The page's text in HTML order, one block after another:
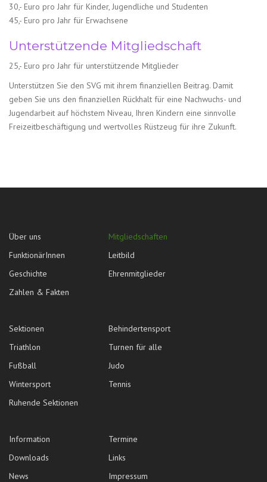
30,- Euro pro Jahr für Kinder, Jugendliche und Studenten
45,- Euro pro Jahr für Erwachsene
Unterstützende Mitgliedschaft
25,- Euro pro Jahr für unterstützende Mitglieder
Unterstützen Sie den SVG mit ihrem finanziellen Beitrag. Damit
geben Sie uns den finanziellen Rückhalt für eine Nachwuchs- und
Jugendarbeit auf höchstem Niveau, Ihren Kindern eine sinnvolle
Freizeitbeschäftigung und wertvolles Rüstzeug für ihre Zukunft.
Über uns
Mitgliedschaften
FunktionärInnen
Leitbild
Geschichte
Ehrenmitglieder
Zahlen & Fakten
Sektionen
Behindertensport
Triathlon
Turnen für alle
Fußball
Judo
Wintersport
Tennis
Ruhende Sektionen
Information
Termine
Downloads
Links
News
Impressum